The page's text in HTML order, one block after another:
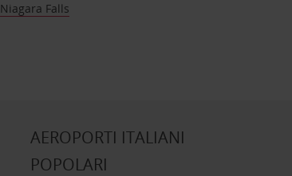
Niagara Falls
AEROPORTI ITALIANI
POPOLARI